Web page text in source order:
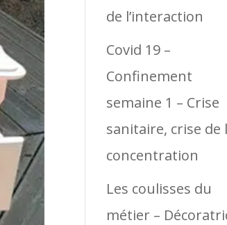
de l’interaction
Covid 19 –
Confinement
semaine 1 – Crise
sanitaire, crise de
concentration
Les coulisses du
métier –